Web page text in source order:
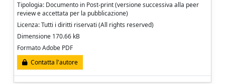
Tipologia: Documento in Post-print (versione successiva alla peer
review e accettata per la pubblicazione)
Licenza: Tutti i diritti riservati (All rights reserved)
Dimensione 170.66 kB
Formato Adobe PDF
Contatta l'autore